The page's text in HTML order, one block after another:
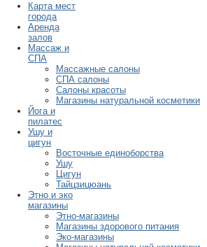
Карта мест
города
Аренда
залов
Массаж и
СПА
Массажные салоны
СПА салоны
Салоны красоты
Магазины натуральной косметики
Йога и
пилатес
Ушу и
цигун
Восточные единоборства
Ушу
Цигун
Тайцзицюань
Этно и эко
магазины
Этно-магазины
Магазины здорового питания
Эко-магазины